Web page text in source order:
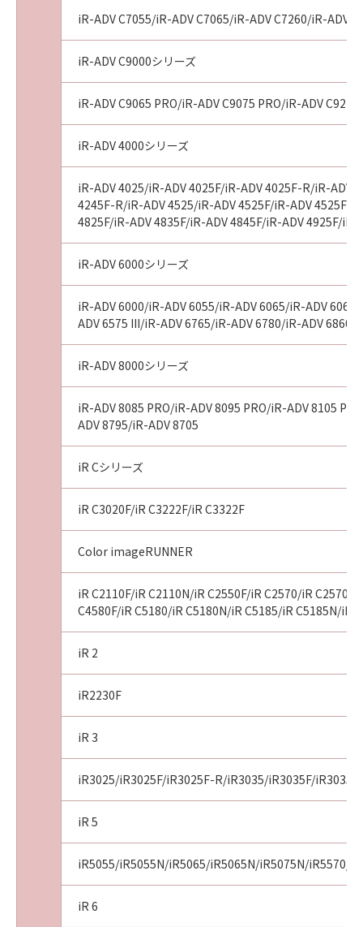
するための対応策の提示、対応策の実施または
「許諾ソフトウェア」の修正版の作成および提
供のみです。キヤノン、キヤノンの子会社、そ
れらの販売代理店または販売店並びにキヤノン
のライセンサーは、お客様による「許諾ソフト
ていない方法による使用が原因で当該問題が生
じた場合、前記の責任を負いません。ただし、
法に定める消費者契約に該当する場合であっ
て、キヤノン、キヤノンの子会社、それらの販
売代理店または販売店並びにキヤノンのライセ
ンサーの故意または重過失による債務不履行ま
たは不法行為に起因して「許諾ソフトウェア」
適用されないものとします。
(5) キヤノン、キヤノンの子会社、それらの販売
代理店および販売店、並びにキヤノンのライセ
ンサーは、「許諾ソフトウェア」の使用に起因
または関連してお客様と第三者との間に生じる
いかなる紛争についても、一切責任を負わない
ものとします。
５．サポートおよびアップデート
キヤノン、キヤノンの子会社、それらの販売
代理店および販売店、並びにキヤノンのライセ
ンサーは、「許諾ソフトウェア」のメンテナン
スおよびお客様による「許諾ソフトウェア」の
使用の支援、並びに「許諾ソフトウェア」に対
の提供について、いかなる責任を負うものでも
ありません。
お客様は、日本国政府または該当国の政府よ
り必要な認可等を得ることなしに、「許諾ソフ
接に輸出してはなりません。
７．契約期間
(1) 本契約は、お客様が本契約とともに提供さ
れる同意を示すボタンをクリックし、または
「許諾ソフトウェア」をインストールした時点
で発効し、下記(2)または(3)により終了される
まで有効に存続します。
(2) お客様は、すべての「許諾ソフトウェア」
（そのバックアップコピーおよびインストール
済みの「ソフトウェア」、保存済みの「コンテ
ンツデータ」を含むが、「プリンター」にイン
ストール済みの「更新データ」は含まないもの
iR-ADV C7055/iR-ADV C7065/iR-ADV C7260/iR-ADV
iR-ADV C9000シリーズ
iR-ADV C9065 PRO/iR-ADV C9075 PRO/iR-ADV
iR-ADV 4000シリーズ
iR-ADV 4025/iR-ADV 4025F/iR-ADV 4025F-R/iR-ADV
4245F-R/iR-ADV 4525/iR-ADV 4525F/iR-ADV 4525F
4825F/iR-ADV 4835F/iR-ADV 4845F/iR-ADV 4925F/iR-
iR-ADV 6000シリーズ
iR-ADV 6000/iR-ADV 6055/iR-ADV 6065/iR-ADV
ADV 6575 III/iR-ADV 6765/iR-ADV 6780/iR-ADV 6860/
iR-ADV 8000シリーズ
iR-ADV 8085 PRO/iR-ADV 8095 PRO/iR-ADV 8105
ADV 8795/iR-ADV 8705
iR Cシリーズ
iR C3020F/iR C3222F/iR C3322F
Color imageRUNNER
iR C2110F/iR C2110N/iR C2550F/iR C2570/iR
C4580F/iR C5180/iR C5180N/iR C5185/iR C5185N/iR
iR 2
iR2230F
iR 3
iR3025/iR3025F/iR3025F-R/iR3035/iR3035F/
iR 5
iR5055/iR5055N/iR5065/iR5065N/iR5075N/iR5570/
iR 6